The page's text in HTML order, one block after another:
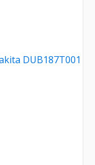
DUB187T001